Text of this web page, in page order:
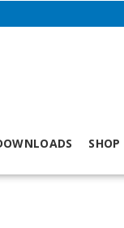
SHOP